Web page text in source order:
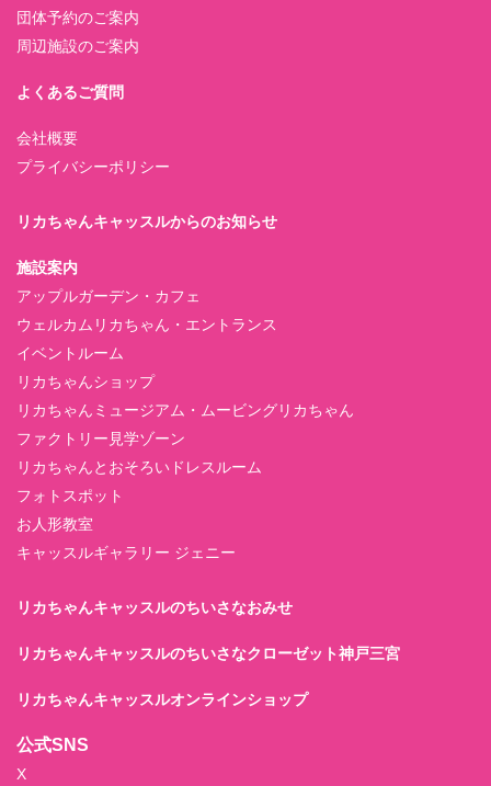
団体予約のご案内
周辺施設のご案内
よくあるご質問
会社概要
プライバシーポリシー
リカちゃんキャッスルからのお知らせ
施設案内
アップルガーデン・カフェ
ウェルカムリカちゃん・エントランス
イベントルーム
リカちゃんショップ
リカちゃんミュージアム・ムービングリカちゃん
ファクトリー見学ゾーン
リカちゃんとおそろいドレスルーム
フォトスポット
お人形教室
キャッスルギャラリー ジェニー
リカちゃんキャッスルのちいさなおみせ
リカちゃんキャッスルのちいさなクローゼット神戸三宮
リカちゃんキャッスルオンラインショップ
公式SNS
X